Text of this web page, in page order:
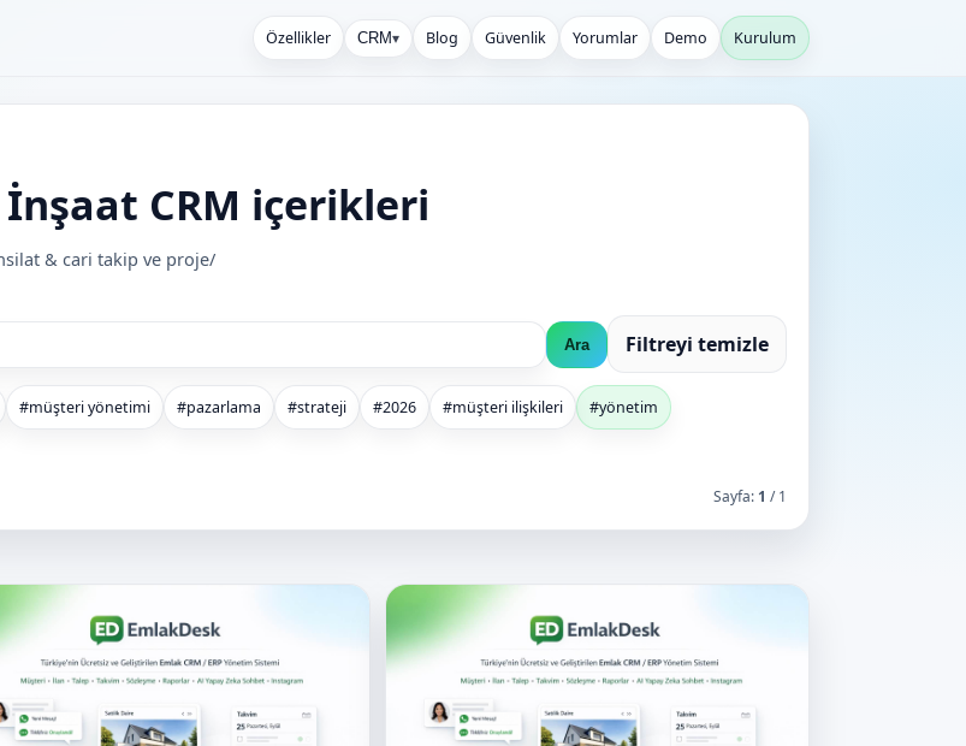
Özellikler CRM▾ Blog Güvenlik Yorumlar Demo Kurulum
CRM içerikleri
& cari takip ve proje/
Ara Filtreyi temizle
#müşteri yönetimi #pazarlama #strateji #2026 #müşteri ilişkileri #yönetim
Sayfa: 1 / 1